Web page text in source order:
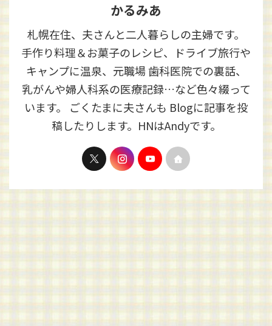
かるみあ
札幌在住、夫さんと二人暮らしの主婦です。
手作り料理＆お菓子のレシピ、ドライブ旅行や
キャンプに温泉、元職場 歯科医院での裏話、
乳がんや婦人科系の医療記録…など色々綴って
います。 ごくたまに夫さんも Blogに記事を投
稿したりします。HNはAndyです。